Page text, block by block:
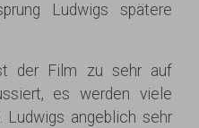
Ludwigs spätere
der Film zu sehr auf
es werden viele
Ludwigs angeblich sehr